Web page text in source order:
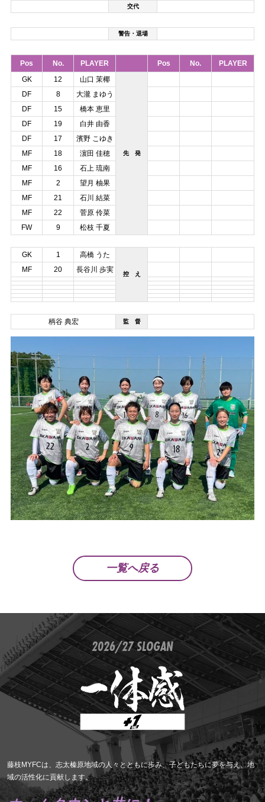
交代
警告・退場
Pos No. PLAYER Pos No.
PLAYER
GK
12 山口 茉椰
先 発
DF 8
大瀧 まゆう
DF
15
橋本 恵里
DF
19
白井 由香
DF
17
濱野 こゆき
MF
18
濵田 佳穂
MF
16
石上 琉南
MF
2
望月 柚果
MF
21
石川 結菜
MF
22
菅原 伶菜
FW
9 松枝 千夏
GK 1 高橋 うた
控 え
MF 20 長谷川 歩実
柄谷 典宏 監 督
一覧へ戻る
2026/27 SLOGAN
藤枝MYFCは、志太榛原地域の人々とともに歩み、子どもたちに夢を与え、地
域の活性化に貢献します。